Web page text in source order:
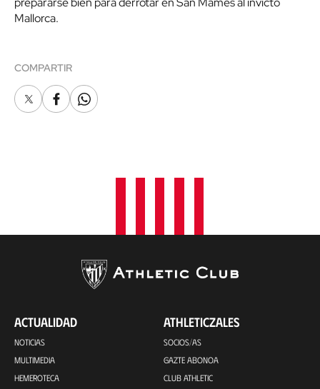
Mallorca.
COMPARTIR
X FacebookWhatsapp
ACTUALIDAD
NOTICIAS
MULTIMEDIA
HEMEROTECA
ATHLETICZALES
SOCIOS/AS
GAZTE ABONOA
CLUB ATHLETIC